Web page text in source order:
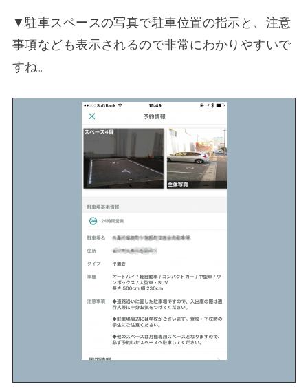
▼駐車スペースの写真で駐車位置の指示と、注意
事項なども表示されるので非常にわかりやすいで
すね。